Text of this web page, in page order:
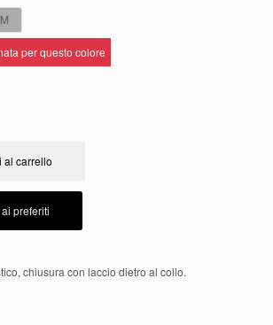
M
per questo colore
al carrello
preferiti
chiusura con laccio dietro al collo.